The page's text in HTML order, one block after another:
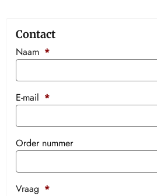
Contact
Naam *
E-mail *
Order nummer
Vraag *